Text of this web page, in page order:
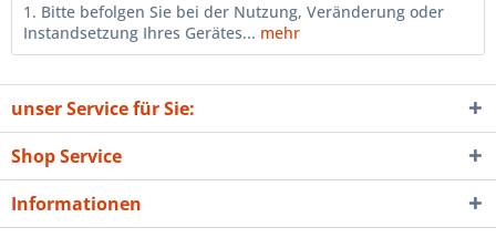
1. Bitte befolgen Sie bei der Nutzung, Veränderung oder
Instandsetzung Ihres Gerätes... mehr
unser Service für Sie:
Shop Service
Informationen